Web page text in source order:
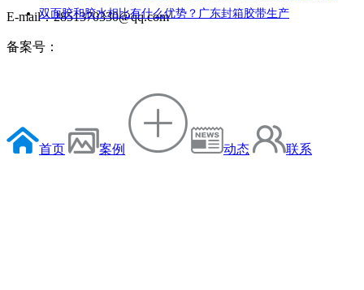
双面胶和胶水相比有什么优势？广东封箱胶带生产
E-mail：2851370330@qq.com
备案号：
首页 案例 动态 联系